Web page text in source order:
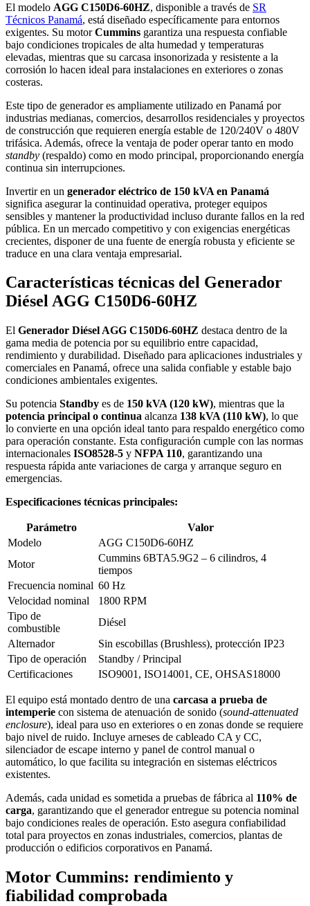
El modelo AGG C150D6-60HZ, disponible a través de SR
Técnicos Panamá, está diseñado específicamente para entornos
exigentes. Su motorCummins garantiza una respuesta confiable
bajo condiciones tropicales de alta humedad y temperaturas
elevadas, mientras que su carcasa insonorizada y resistente a la
corrosión lo hacen ideal para instalaciones en exteriores o zonas
costeras.
Este tipo de generador es ampliamente utilizado en Panamá por
industrias medianas, comercios, desarrollos residenciales y proyectos
de construcción que requieren energía estable de 120/240V o 480V
trifásica. Además, ofrece la ventaja de poder operar tanto en modo
standby (respaldo) como en modo principal, proporcionando energía
continua sin interrupciones.
Invertir en un generador eléctrico de 150 kVA en Panamá
significa asegurar la continuidad operativa, proteger equipos
sensibles y mantener la productividad incluso durante fallos en la red
pública. En un mercado competitivo y con exigencias energéticas
crecientes, disponer de una fuente de energía robusta y eficiente se
traduce en una clara ventaja empresarial.
Características técnicas del Generador
Diésel AGG C150D6-60HZ
El Generador Diésel AGG C150D6-60HZ destaca dentro de la
gama media de potencia por su equilibrio entre capacidad,
rendimiento y durabilidad. Diseñado para aplicaciones industriales y
comerciales en Panamá, ofrece una salida confiable y estable bajo
condiciones ambientales exigentes.
Su potencia Standby es de 150 kVA (120 kW), mientras que la
potencia principal o continua alcanza 138 kVA (110 kW), lo que
lo convierte en una opción ideal tanto para respaldo energético como
para operación constante. Esta configuración cumple con las normas
internacionales ISO8528-5 y NFPA 110, garantizando una
respuesta rápida ante variaciones de carga y arranque seguro en
emergencias.
Especificaciones técnicas principales:
Parámetro
Valor
Modelo
AGG C150D6-60HZ
Motor
Cummins 6BTA5.9G2 – 6 cilindros, 4
tiempos
Frecuencia nominal 60 Hz
Velocidad nominal
1800 RPM
Tipo de
combustible
Diésel
Alternador
Sin escobillas (Brushless), protección IP23
Tipo de operación
Standby / Principal
Certificaciones
ISO9001, ISO14001, CE, OHSAS18000
El equipo está montado dentro de una carcasa a prueba de
intemperie con sistema de atenuación de sonido (sound-attenuated
enclosure), ideal para uso en exteriores o en zonas donde se requiere
bajo nivel de ruido. Incluye arneses de cableado CA y CC,
silenciador de escape interno y panel de control manual o
automático, lo que facilita su integración en sistemas eléctricos
existentes.
Además, cada unidad es sometida a pruebas de fábrica al 110% de
carga, garantizando que el generador entregue su potencia nominal
bajo condiciones reales de operación. Esto asegura confiabilidad
total para proyectos en zonas industriales, comercios, plantas de
producción o edificios corporativos en Panamá.
Motor Cummins: rendimiento y
fiabilidad comprobada